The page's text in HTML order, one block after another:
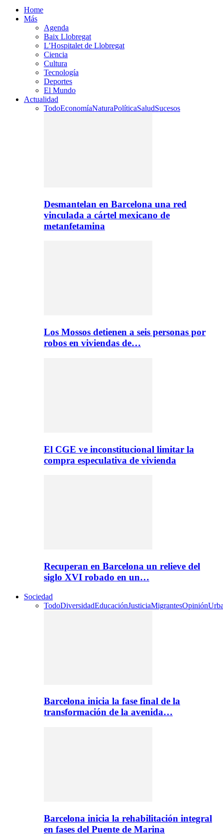
Home
Más
Agenda
Baix Llobregat
L’Hospitalet de Llobregat
Ciencia
Cultura
Tecnología
Deportes
El Mundo
Actualidad
TodoEconomíaNaturaPolíticaSaludSucesos
Desmantelan en Barcelona una red
vinculada a cártel mexicano de
metanfetamina
Los Mossos detienen a seis personas por
robos en viviendas de…
El CGE ve inconstitucional limitar la
compra especulativa de vivienda
Recuperan en Barcelona un relieve del
siglo XVI robado en un…
Sociedad
TodoDiversidadEducaciónJusticiaMigrantesOpinión
Barcelona inicia la fase final de la
transformación de la avenida…
Barcelona inicia la rehabilitación integral
en fases del Puente de Marina